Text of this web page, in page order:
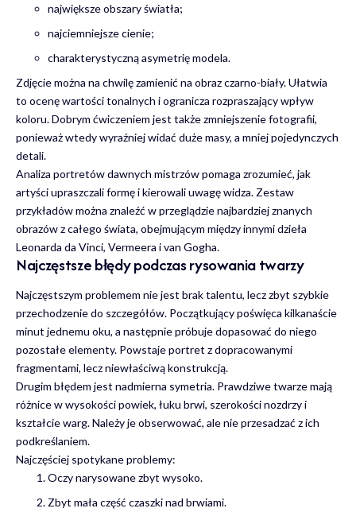
największe obszary światła;
najciemniejsze cienie;
charakterystyczną asymetrię modela.
Zdjęcie można na chwilę zamienić na obraz czarno-biały. Ułatwia
to ocenę wartości tonalnych i ogranicza rozpraszający wpływ
koloru. Dobrym ćwiczeniem jest także zmniejszenie fotografii,
ponieważ wtedy wyraźniej widać duże masy, a mniej pojedynczych
detali.
Analiza portretów dawnych mistrzów pomaga zrozumieć, jak
artyści upraszczali formę i kierowali uwagę widza. Zestaw
przykładów można znaleźć w przeglądzienajbardziej znanych
obrazów z całego świata, obejmującym między innymi dzieła
Leonarda da Vinci, Vermeera i van Gogha.
Najczęstsze błędy podczas rysowania twarzy
Najczęstszym problemem nie jest brak talentu, lecz zbyt szybkie
przechodzenie do szczegółów. Początkujący poświęca kilkanaście
minut jednemu oku, a następnie próbuje dopasować do niego
pozostałe elementy. Powstaje portret z dopracowanymi
fragmentami, lecz niewłaściwą konstrukcją.
Drugim błędem jest nadmierna symetria. Prawdziwe twarze mają
różnice w wysokości powiek, łuku brwi, szerokości nozdrzy i
kształcie warg. Należy je obserwować, ale nie przesadzać z ich
podkreślaniem.
Najczęściej spotykane problemy:
Oczy narysowane zbyt wysoko.
Zbyt mała część czaszki nad brwiami.